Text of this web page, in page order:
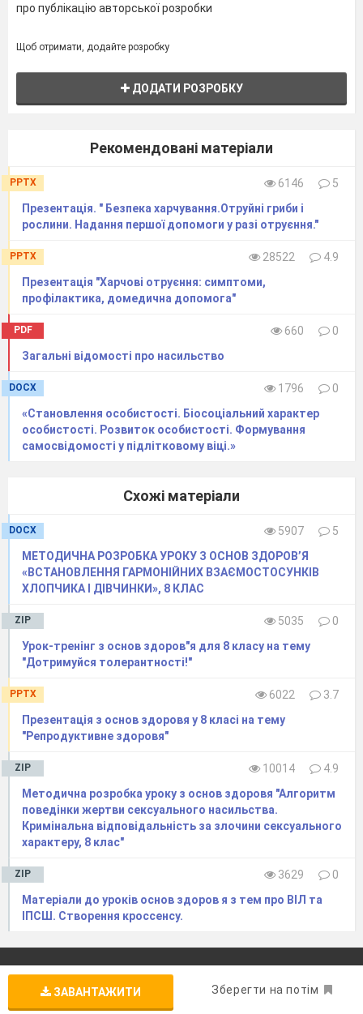
про публікацію авторської розробки
Щоб отримати, додайте розробку
ДОДАТИ РОЗРОБКУ
Рекомендовані матеріали
PPTX 6146
5
Презентація. " Безпека харчування.Отруйні гриби і
рослини. Надання першої допомоги у разі отруєння."
PPTX 28522
4.9
Презентація "Харчові отруєння: симптоми,
профілактика, домедична допомога"
PDF 660
0
Загальні відомості про насильство
DOCX 1796
0
«Становлення особистості. Біосоціальний характер
особистості. Розвиток особистості. Формування
самосвідомості у підлітковому віці.»
Схожі матеріали
DOCX 5907
5
МЕТОДИЧНА РОЗРОБКА УРОКУ З ОСНОВ ЗДОРОВ’Я
«ВСТАНОВЛЕННЯ ГАРМОНІЙНИХ ВЗАЄМОСТОСУНКІВ
ХЛОПЧИКА І ДІВЧИНКИ», 8 КЛАС
ZIP 5035
0
Урок-тренінг з основ здоров"я для 8 класу на тему
"Дотримуйся толерантності!"
PPTX 6022
3.7
Презентація з основ здоровя у 8 класі на тему
"Репродуктивне здоровя"
ZIP 10014
4.9
Методична розробка уроку з основ здоровя "Алгоритм
поведінки жертви сексуального насильства.
Кримінальна відповідальність за злочини сексуального
характеру, 8 клас"
ZIP 3629
0
Матеріали до уроків основ здоров я з тем про ВІЛ та
ІПСШ. Створення кроссенсу.
ЗАВАНТАЖИТИ Зберегти на потім
Перевірка виданих документів
Вкажіть номер документа (використовуйте кириличну